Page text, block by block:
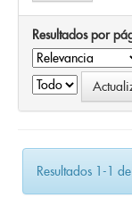
Resultados por
Resultados 1-1 de